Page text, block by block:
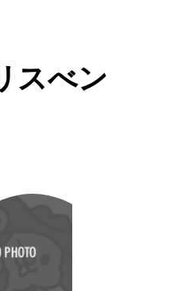
スべン